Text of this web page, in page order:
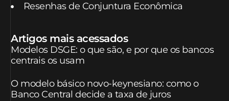
Resenhas de Conjuntura Econômica
Artigos mais acessados
Modelos DSGE: o que são, e por que os bancos
centrais os usam
O modelo básico novo-keynesiano: como o
Banco Central decide a taxa de juros